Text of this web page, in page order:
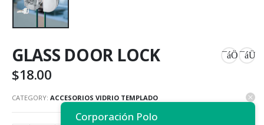
GLASS DOOR LOCK
$18.00
CATEGORY: ACCESORIOS VIDRIO TEMPLADO
Corporación Polo